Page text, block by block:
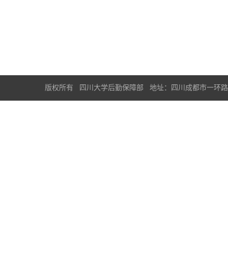
版权所有 四川大学后勤保障部 地址：四川成都市一环